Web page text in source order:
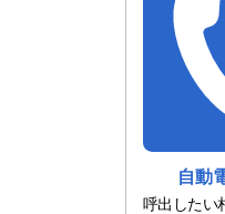
自動
呼出したい